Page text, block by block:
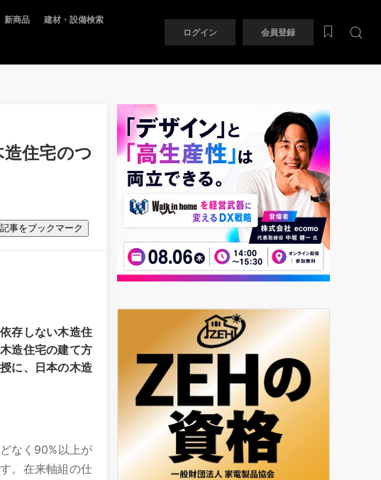
新商品 建材・設備検索
ログイン 会員登録
住宅のつ
事をブックマーク
存しない木造住
造住宅の建て方
に、日本の木造
なく90%以上が
。在来軸組の仕